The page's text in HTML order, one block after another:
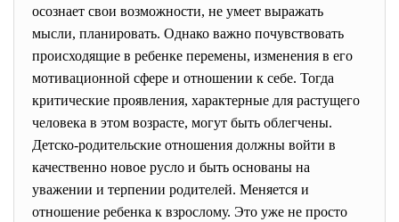
осознает свои возможности, не умеет выражать
мысли, планировать. Однако важно почувствовать
происходящие в ребенке перемены, изменения в его
мотивационной сфере и отношении к себе. Тогда
критические проявления, характерные для растущего
человека в этом возрасте, могут быть облегчены.
Детско-родительские отношения должны войти в
качественно новое русло и быть основаны на
уважении и терпении родителей. Меняется и
отношение ребенка к взрослому. Это уже не просто